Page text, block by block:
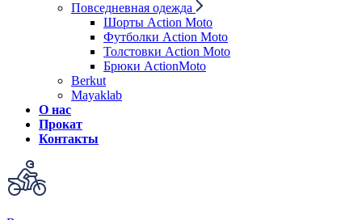
Повседневная одежда
Шорты Action Moto
Футболки Action Moto
Толстовки Action Moto
Брюки ActionMoto
Berkut
Mayaklab
О нас
Прокат
Контакты